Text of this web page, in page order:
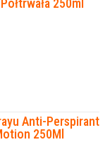
Anti-Perspirant
250Ml